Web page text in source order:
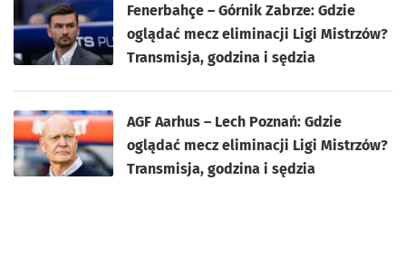
Fenerbahçe – Górnik Zabrze: Gdzie
oglądać mecz eliminacji Ligi Mistrzów?
Transmisja, godzina i sędzia
AGF Aarhus – Lech Poznań: Gdzie
oglądać mecz eliminacji Ligi Mistrzów?
Transmisja, godzina i sędzia